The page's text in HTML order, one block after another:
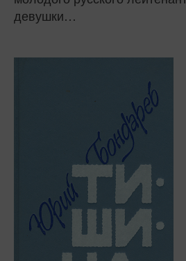
девушки…